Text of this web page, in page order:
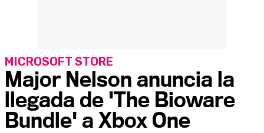
Major Nelson anuncia la
llegada de 'The Bioware
Bundle' a Xbox One
MICROSOFT STORE